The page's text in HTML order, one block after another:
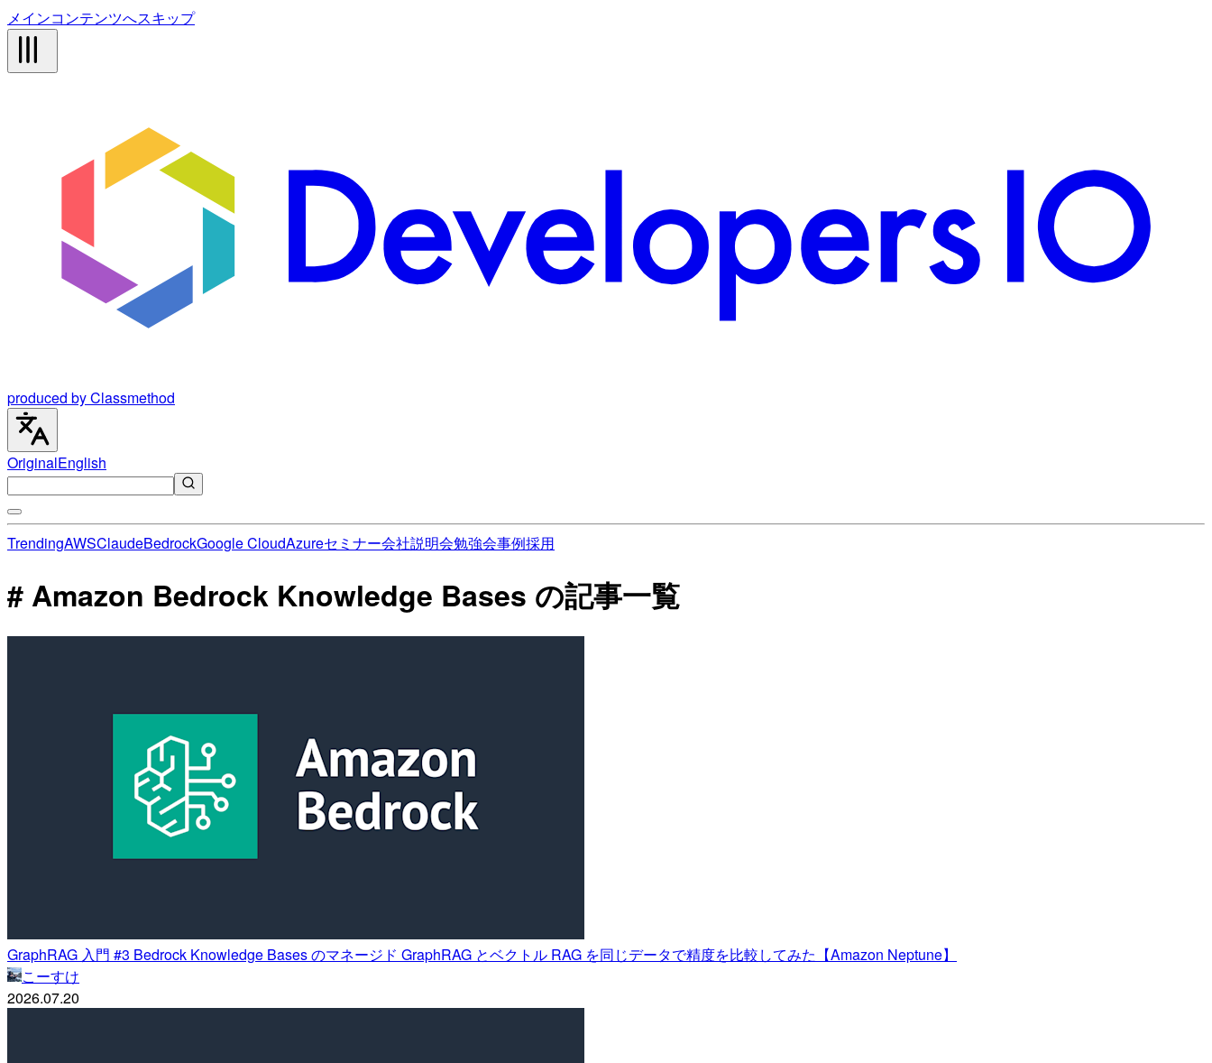
メインコンテンツへスキップ
produced by Classmethod
OriginalEnglish
TrendingAWSClaudeBedrockGoogle CloudAzureセミナー会社説明会勉強会事例採用
# Amazon Bedrock Knowledge Bases の記事一覧
GraphRAG 入門 #3 Bedrock Knowledge Bases のマネージド GraphRAG とベクトル RAG を同じデータで精度を比較してみた【Amazon Neptune】
こーすけ
2026.07.20